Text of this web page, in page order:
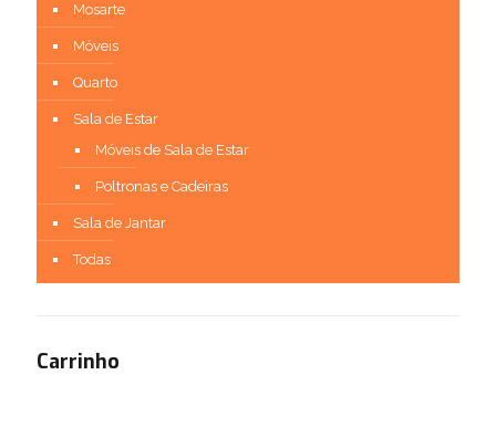
Mosarte
Móveis
Quarto
Sala de Estar
Móveis de Sala de Estar
Poltronas e Cadeiras
Sala de Jantar
Todas
Carrinho